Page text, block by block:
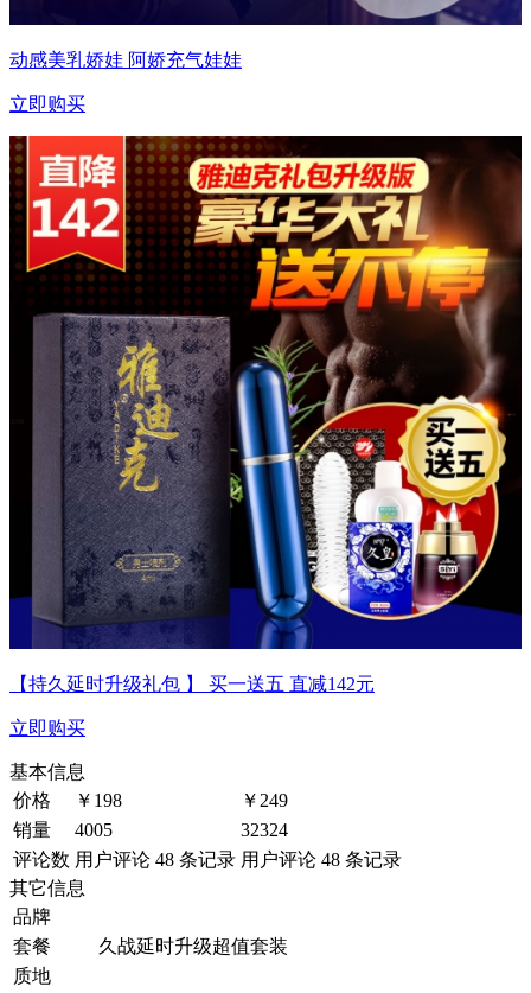
动感美乳娇娃 阿娇充气娃娃
立即购买
【持久延时升级礼包 】 买一送五 直减142元
立即购买
基本信息
价格
￥ 198 ￥ 249
销量
4005
32324
评论数 用户评论 48 条记录 用户评论 48 条记录
其它信息
品牌
套餐
久战延时升级超值套装
质地